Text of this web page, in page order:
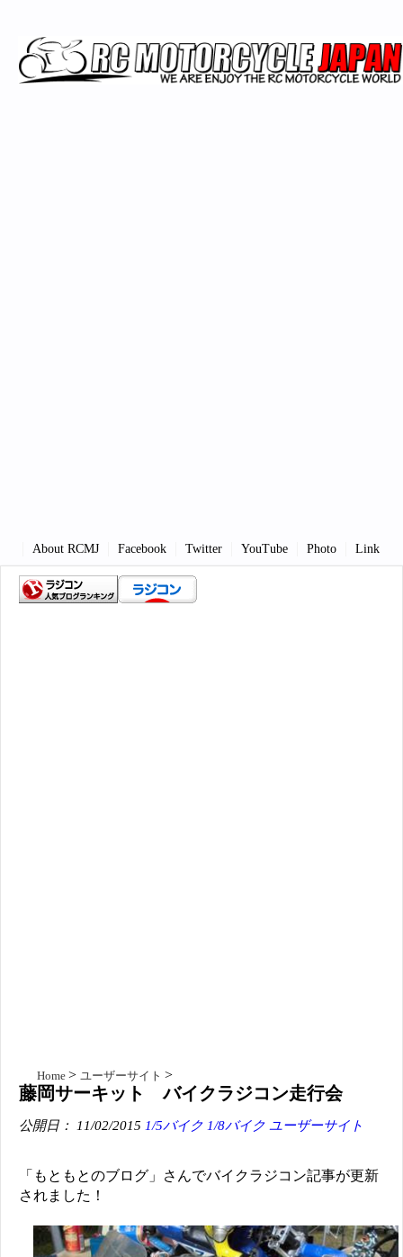
About RCMJ Facebook Twitter YouTube Photo Link
Home ユーザーサイト
藤岡サーキット バイクラジコン走行会
公開日： 11/02/2015 1/5バイク 1/8バイク ユーザーサイト
「もともとのブログ」さんでバイクラジコン記事が更新
されました！